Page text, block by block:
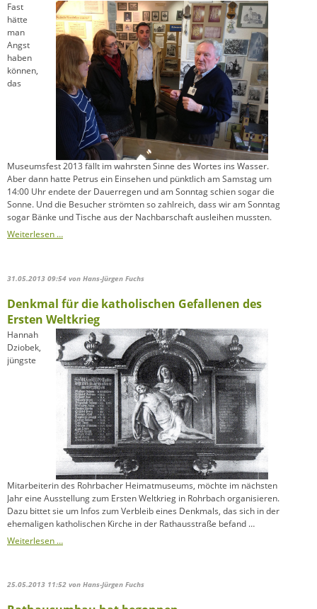
Fast
hätte
man
Angst
haben
können,
das
Museumsfest 2013 fällt im wahrsten Sinne des Wortes ins Wasser.
Aber dann hatte Petrus ein Einsehen und pünktlich am Samstag um
14:00 Uhr endete der Dauerregen und am Sonntag schien sogar die
Sonne. Und die Besucher strömten so zahlreich, dass wir am Sonntag
sogar Bänke und Tische aus der Nachbarschaft ausleihen mussten.
Weiterlesen …
31.05.2013 09:54 von Hans-Jürgen Fuchs
Denkmal für die katholischen Gefallenen des
Ersten Weltkrieg
Hannah
Dziobek,
jüngste
Mitarbeiterin des Rohrbacher Heimatmuseums, möchte im nächsten
Jahr eine Ausstellung zum Ersten Weltkrieg in Rohrbach organisieren.
Dazu bittet sie um Infos zum Verbleib eines Denkmals, das sich in der
ehemaligen katholischen Kirche in der Rathausstraße befand …
Weiterlesen …Denkmal
Gefallenen
25.05.2013 11:52 von Hans-Jürgen Fuchs